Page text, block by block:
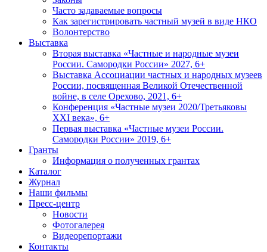
Часто задаваемые вопросы
Как зарегистрировать частный музей в виде НКО
Волонтерство
Выставка
Вторая выставка «Частные и народные музеи
России. Самородки России» 2027, 6+
Выставка Ассоциации частных и народных музеев
России, посвященная Великой Отечественной
войне, в селе Орехово, 2021, 6+
Конференция «Частные музеи 2020/Третьяковы
XXI века», 6+
Первая выставка «Частные музеи России.
Самородки России» 2019, 6+
Гранты
Информация о полученных грантах
Каталог
Журнал
Наши фильмы
Пресс-центр
Новости
Фотогалерея
Видеорепортажи
Контакты